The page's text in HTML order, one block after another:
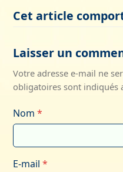
Cet article
Laisser un
Votre adresse e-mail ne
obligatoires sont indiqués
Nom*
E-mail*